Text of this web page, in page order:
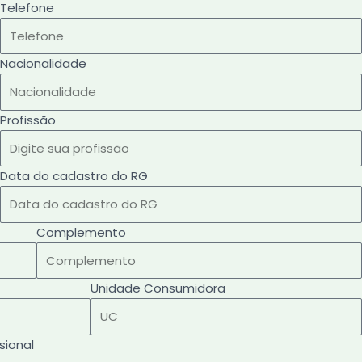
Telefone
Nacionalidade
Profissão
Data do cadastro do RG
Complemento
Unidade Consumidora